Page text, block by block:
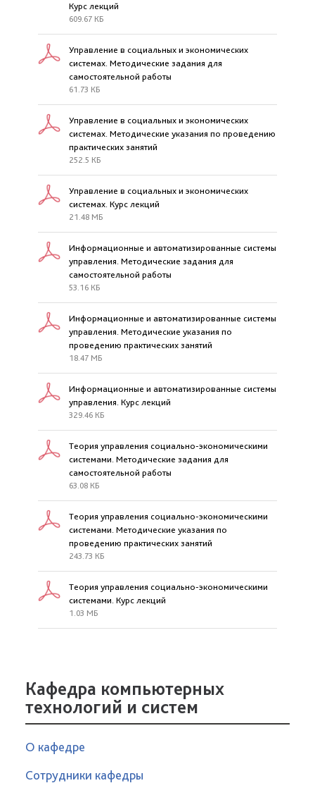
Курс лекций
609.67 КБ
Управление в социальных и экономических
системах. Методические задания для
самостоятельной работы
61.73 КБ
Управление в социальных и экономических
системах. Методические указания по проведению
практических занятий
252.5 КБ
Управление в социальных и экономических
системах. Курс лекций
21.48 МБ
Информационные и автоматизированные системы
управления. Методические задания для
самостоятельной работы
53.16 КБ
Информационные и автоматизированные системы
управления. Методические указания по
проведению практических занятий
18.47 МБ
Информационные и автоматизированные системы
управления. Курс лекций
329.46 КБ
Теория управления социально-экономическими
системами. Методические задания для
самостоятельной работы
63.08 КБ
Теория управления социально-экономическими
системами. Методические указания по
проведению практических занятий
243.73 КБ
Теория управления социально-экономическими
системами. Курс лекций
1.03 МБ
Кафедра компьютерных
технологий и систем
О кафедре
Сотрудники кафедры